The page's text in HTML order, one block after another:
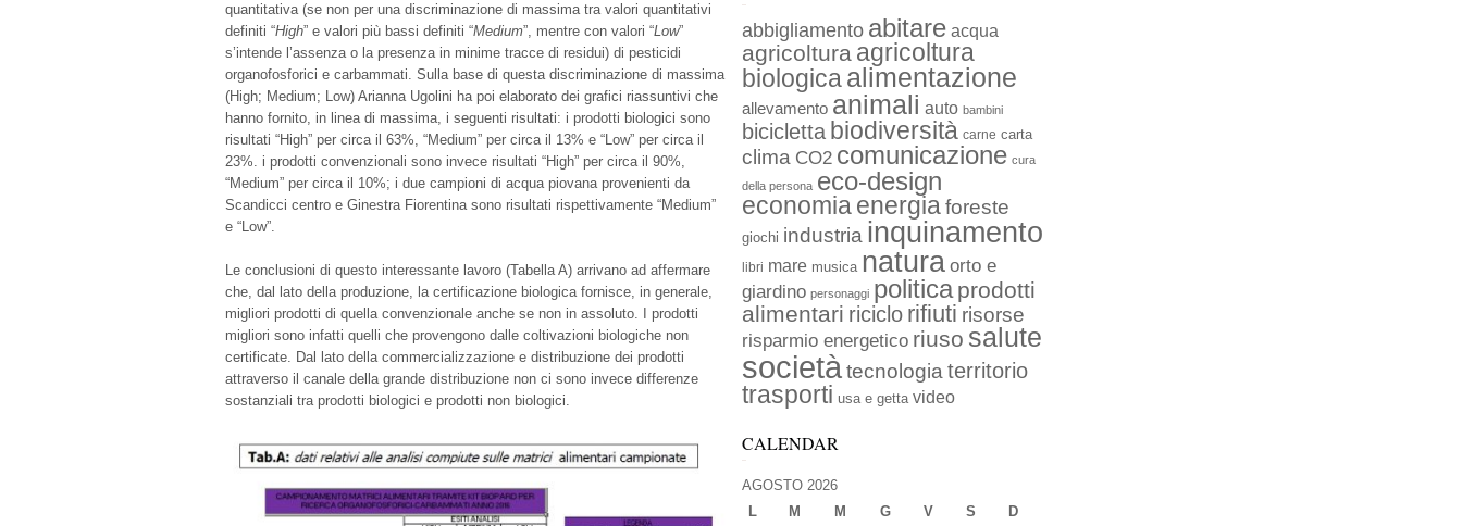
quantitativa (se non per una discriminazione di massima tra valori quantitativi
definiti “High” e valori più bassi definiti “Medium”, mentre con valori “Low”
s’intende l’assenza o la presenza in minime tracce di residui) di pesticidi
organofosforici e carbammati. Sulla base di questa discriminazione di massima
(High; Medium; Low) Arianna Ugolini ha poi elaborato dei grafici riassuntivi che
hanno fornito, in linea di massima, i seguenti risultati: i prodotti biologici sono
risultati “High” per circa il 63%, “Medium” per circa il 13% e “Low” per circa il
23%. i prodotti convenzionali sono invece risultati “High” per circa il 90%,
“Medium” per circa il 10%; i due campioni di acqua piovana provenienti da
Scandicci centro e Ginestra Fiorentina sono risultati rispettivamente “Medium”
e “Low”.
Le conclusioni di questo interessante lavoro (Tabella A) arrivano ad affermare
che, dal lato della produzione, la certificazione biologica fornisce, in generale,
migliori prodotti di quella convenzionale anche se non in assoluto. I prodotti
migliori sono infatti quelli che provengono dalle coltivazioni biologiche non
certificate. Dal lato della commercializzazione e distribuzione dei prodotti
attraverso il canale della grande distribuzione non ci sono invece differenze
sostanziali tra prodotti biologici e prodotti non biologici.
abbigliamento abitare acqua
agricoltura agricoltura
biologica alimentazione
allevamento animali auto bambini
bicicletta biodiversità carne carta
clima CO2 comunicazione cura
della persona eco-design
economia energiaforeste
giochi industria inquinamento
libri mare musica natura orto e
giardino personaggi politica prodotti
alimentari riciclo rifiuti risorse
risparmio energetico riuso salute
societàtecnologia territorio
trasporti usa e getta video
CALENDAR
AGOSTO 2026
L
M M G V S D